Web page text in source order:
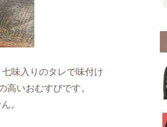
味入りのタレで味付け
いおむすびです。
。